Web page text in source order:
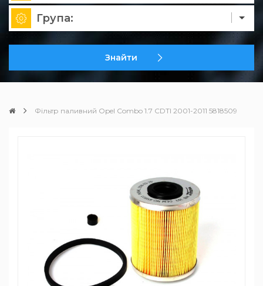
Група:
Знайти
Фільтр паливний Opel Combo 1.7 CDTI 2001-2011 5818509